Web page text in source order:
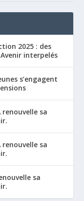
2025 : des
interpelés
s’engagent
renouvelle sa
renouvelle sa
sa